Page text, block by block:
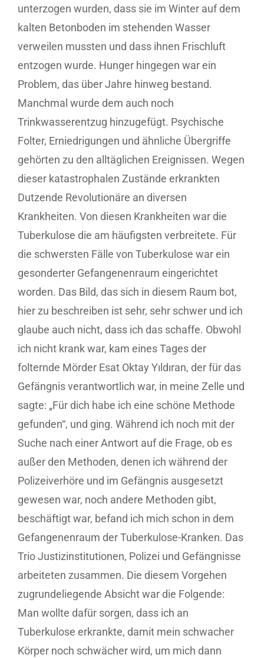
unterzogen wurden, dass sie im Winter auf dem
kalten Betonboden im stehenden Wasser
verweilen mussten und dass ihnen Frischluft
entzogen wurde. Hunger hingegen war ein
Problem, das über Jahre hinweg bestand.
Manchmal wurde dem auch noch
Trinkwasserentzug hinzugefügt. Psychische
Folter, Erniedrigungen und ähnliche Übergriffe
gehörten zu den alltäglichen Ereignissen. Wegen
dieser katastrophalen Zustände erkrankten
Dutzende Revolutionäre an diversen
Krankheiten. Von diesen Krankheiten war die
Tuberkulose die am häufigsten verbreitete. Für
die schwersten Fälle von Tuberkulose war ein
gesonderter Gefangenenraum eingerichtet
worden. Das Bild, das sich in diesem Raum bot,
hier zu beschreiben ist sehr, sehr schwer und ich
glaube auch nicht, dass ich das schaffe. Obwohl
ich nicht krank war, kam eines Tages der
folternde Mörder Esat Oktay Yıldıran, der für das
Gefängnis verantwortlich war, in meine Zelle und
sagte: „Für dich habe ich eine schöne Methode
gefunden“, und ging. Während ich noch mit der
Suche nach einer Antwort auf die Frage, ob es
außer den Methoden, denen ich während der
Polizeiverhöre und im Gefängnis ausgesetzt
gewesen war, noch andere Methoden gibt,
beschäftigt war, befand ich mich schon in dem
Gefangenenraum der Tuberkulose-Kranken. Das
Trio Justizinstitutionen, Polizei und Gefängnisse
arbeiteten zusammen. Die diesem Vorgehen
zugrundeliegende Absicht war die Folgende:
Man wollte dafür sorgen, dass ich an
Tuberkulose erkrankte, damit mein schwacher
Körper noch schwächer wird, um mich dann